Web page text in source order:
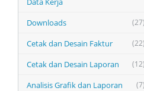
(27)
Downloads
(22)
Cetak dan Desain Faktur
(12)
Cetak dan Desain Laporan
(7)
Analisis Grafik dan Laporan